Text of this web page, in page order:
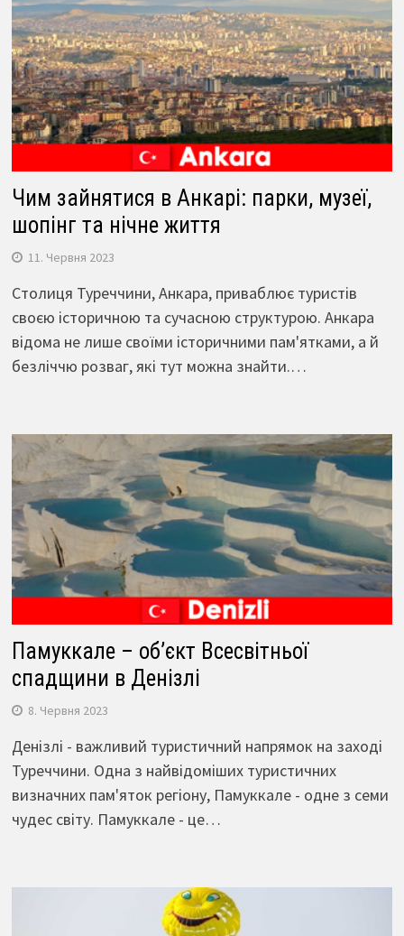
Чим зайнятися в Анкарі: парки, музеї,
шопінг та нічне життя
11. Червня 2023
Столиця Туреччини, Анкара, приваблює туристів
своєю історичною та сучасною структурою. Анкара
відома не лише своїми історичними пам'ятками, а й
безліччю розваг, які тут можна знайти.…
Памуккале – об’єкт Всесвітньої
спадщини в Денізлі
8. Червня 2023
Денізлі - важливий туристичний напрямок на заході
Туреччини. Одна з найвідоміших туристичних
визначних пам'яток регіону, Памуккале - одне з семи
чудес світу. Памуккале - це…